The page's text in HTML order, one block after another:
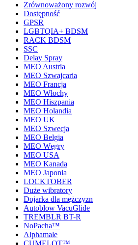
Zrównoważony rozwój
Dostępność
GPSR
LGBTQIA+ BDSM
RACK BDSM
SSC
Delay Spray
MEO Austria
MEO Szwajcaria
MEO Francja
MEO Włochy
MEO Hiszpania
MEO Holandia
MEO UK
MEO Szwecja
MEO Belgia
MEO Węgry
MEO USA
MEO Kanada
MEO Japonia
LOCKTOBER
Duże wibratory
Dojarka dla mężczyzn
Autoblow VacuGlide
TREMBLR BT-R
NoPacha™
Alphamale